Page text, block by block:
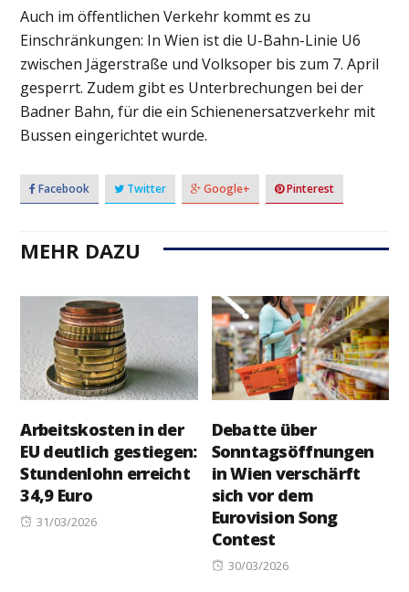
Auch im öffentlichen Verkehr kommt es zu
Einschränkungen: In Wien ist die U-Bahn-Linie U6
zwischen Jägerstraße und Volksoper bis zum 7. April
gesperrt. Zudem gibt es Unterbrechungen bei der
Badner Bahn, für die ein Schienenersatzverkehr mit
Bussen eingerichtet wurde.
Facebook Twitter Google+ Pinterest
MEHR DAZU
Arbeitskosten in der
EU deutlich gestiegen:
Stundenlohn erreicht
34,9 Euro
Posted
31/03/2026
Debatte über
Sonntagsöffnungen
in Wien verschärft
sich vor dem
Eurovision Song
Contest
Posted
30/03/2026